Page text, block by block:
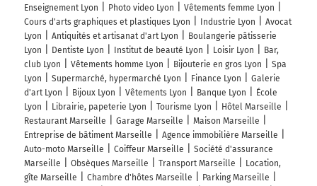
Enseignement Lyon
Photo video Lyon
Vêtements femme Lyon
Cours d'arts graphiques et plastiques Lyon
Industrie Lyon
Avocat
Lyon
Antiquités et artisanat d'art Lyon
Boulangerie pâtisserie
Lyon
Dentiste Lyon Institut de beauté Lyon Loisir Lyon
Bar,
club Lyon
Vêtements homme Lyon Bijouterie en gros Lyon
Spa
Lyon
Supermarché, hypermarché Lyon Finance Lyon
Galerie
d'art Lyon
Bijoux Lyon Vêtements Lyon Banque Lyon
École
Lyon
Librairie, papeterie Lyon Tourisme Lyon
Hôtel Marseille
Restaurant Marseille
Garage Marseille
Maison Marseille
Entreprise de bâtiment Marseille
Agence immobilière Marseille
Auto-moto Marseille
Coiffeur Marseille
Société d'assurance
Marseille
Obsèques Marseille Transport Marseille
Location,
gîte Marseille
Chambre d'hôtes Marseille
Parking Marseille